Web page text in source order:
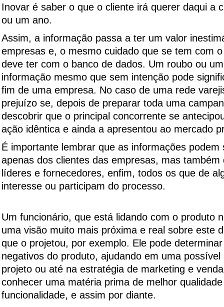
Inovar é saber o que o cliente irá querer daqui a
ou um ano.
Assim, a informação passa a ter um valor
empresas e, o mesmo cuidado que se tem com
deve ter com o banco de dados. Um roubo ou
informação mesmo que sem intenção pode
fim de uma empresa. No caso de uma rede
prejuízo se, depois de preparar toda uma
descobrir que o principal concorrente se
ação idêntica e ainda a apresentou ao mercado
É importante lembrar que as informações podem
apenas dos clientes das empresas, mas também
líderes e fornecedores, enfim, todos os que de
interesse ou participam do processo.
Um funcionário, que está lidando com o produto
uma visão muito mais próxima e real sobre este
que o projetou, por exemplo. Ele pode
negativos do produto, ajudando em uma
projeto ou até na estratégia de marketing e
conhecer uma matéria prima de melhor
funcionalidade, e assim por diante.